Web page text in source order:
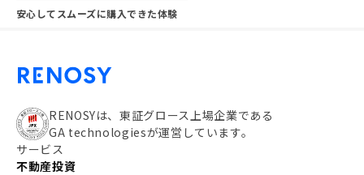
安心してスムーズに購入できた体験
RENOSYは、東証グロース上場企業である
GA technologiesが運営しています。
サービス
不動産投資